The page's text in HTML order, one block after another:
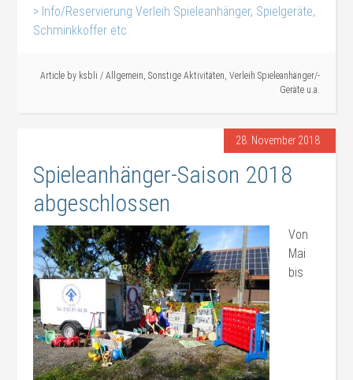
> Info/Reservierung Verleih Spieleanhänger, Spielgeräte,
Schminkkoffer etc.
Article by ksbli / Allgemein Sonstige Aktivitäten Verleih Spieleanhänger/-
Geräte u.a.
28. November 2018
Spieleanhänger-Saison 2018
abgeschlossen
Von
Mai
bis